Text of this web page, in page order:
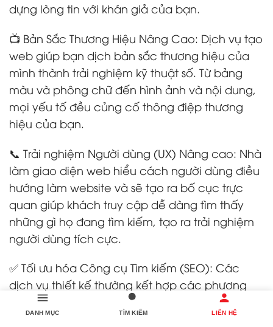
dựng lòng tin với khán giả của bạn.
📺 Bản Sắc Thương Hiệu Nâng Cao: Dịch vụ tạo
web giúp bạn dịch bản sắc thương hiệu của
mình thành trải nghiệm kỹ thuật số. Từ bảng
màu và phông chữ đến hình ảnh và nội dung,
mọi yếu tố đều củng cố thông điệp thương
hiệu của bạn.
📞 Trải nghiệm Người dùng (UX) Nâng cao: Nhà
làm giao diện web hiểu cách người dùng điều
hướng làm website và sẽ tạo ra bố cục trực
quan giúp khách truy cập dễ dàng tìm thấy
những gì họ đang tìm kiếm, tạo ra trải nghiệm
người dùng tích cực.
✅ Tối ưu hóa Công cụ Tìm kiếm (SEO): Các
dịch vụ thiết kế thường kết hợp các phương
pháp hay nhất về SEO, đảm bảo
lập trình
websitecủa bạn xếp hạng cao hơn trên các
DANH MỤC TÌM KIẾM LIÊN HỆ